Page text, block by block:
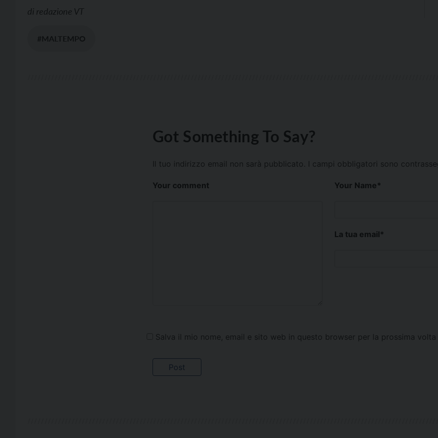
di redazione VT
#MALTEMPO
Got Something To Say?
Il tuo indirizzo email non sarà pubblicato. I campi obbligatori sono
Your comment Your Name*
La tua email*
Salva il mio nome, email e sito web in questo browser per la prossima